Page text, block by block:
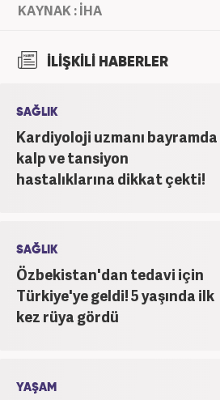
KAYNAK : İHA
İLİŞKİLİ HABERLER
SAĞLIK
Kardiyoloji uzmanı bayramda
kalp ve tansiyon
hastalıklarına dikkat çekti!
SAĞLIK
Özbekistan'dan tedavi için
Türkiye'ye geldi! 5 yaşında ilk
kez rüya gördü
YAŞAM